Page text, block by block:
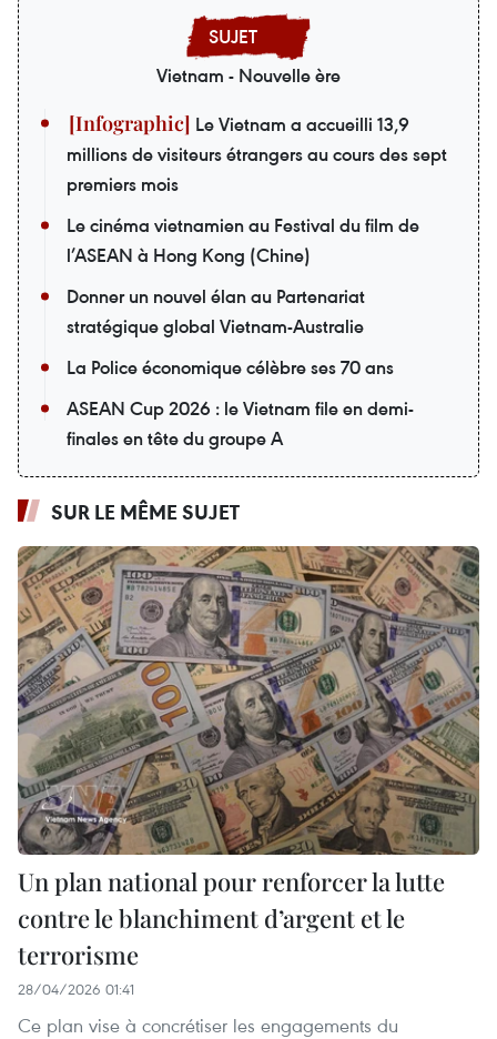
Vietnam - Nouvelle ère
Le Vietnam a accueilli 13,9
millions de visiteurs étrangers au cours des sept
premiers mois
Le cinéma vietnamien au Festival du film de
l’ASEAN à Hong Kong (Chine)
Donner un nouvel élan au Partenariat
stratégique global Vietnam-Australie
La Police économique célèbre ses 70 ans
ASEAN Cup 2026 : le Vietnam file en demi-
finales en tête du groupe A
SUR LE MÊME SUJET
Un plan national pour renforcer la lutte
contre le blanchiment d’argent et le
terrorisme
28/04/2026 01:41
Ce plan vise à concrétiser les engagements du